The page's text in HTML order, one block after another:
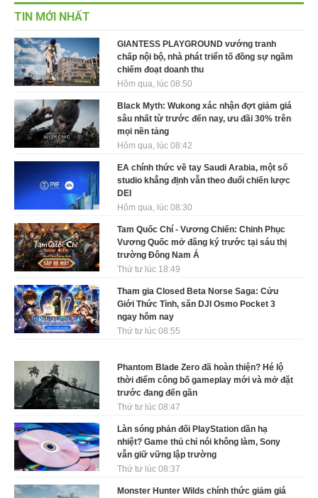
TIN MỚI NHẤT
GIANTESS PLAYGROUND vướng tranh
chấp nội bộ, nhà phát triển tố đồng sự ngầm
chiếm đoạt doanh thu
Hôm qua, lúc 08:50
Black Myth: Wukong xác nhận đợt giảm giá
sâu nhất từ trước đến nay, ưu đãi 30% trên
mọi nền tảng
Hôm qua, lúc 08:42
EA chính thức về tay Saudi Arabia, một số
studio khẳng định vẫn theo đuổi chiến lược
DEI
Hôm qua, lúc 08:30
Tam Quốc Chí - Vương Chiến: Chinh Phục
Vương Quốc mở đăng ký trước tại sáu thị
trường Đông Nam Á
Thứ tư lúc 18:49
Tham gia Closed Beta Norse Saga: Cửu
Giới Thức Tỉnh, săn DJI Osmo Pocket 3
ngay hôm nay
Thứ tư lúc 08:55
Phantom Blade Zero đã hoàn thiện? Hé lộ
thời điểm công bố gameplay mới và mở đặt
trước đang đến gần
Thứ tư lúc 08:47
Làn sóng phản đối PlayStation dần hạ
nhiệt? Game thủ chỉ nói không làm, Sony
vẫn giữ vững lập trường
Thứ tư lúc 08:37
Monster Hunter Wilds chính thức giảm giá